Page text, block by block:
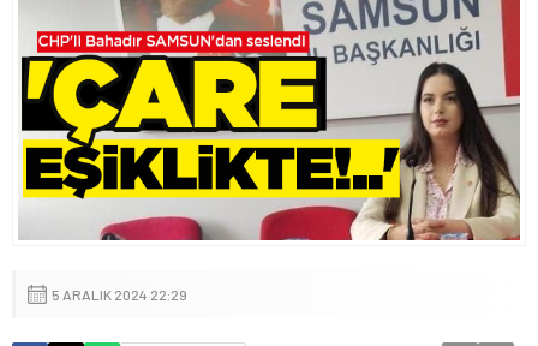
5 ARALIK 2024 22:29